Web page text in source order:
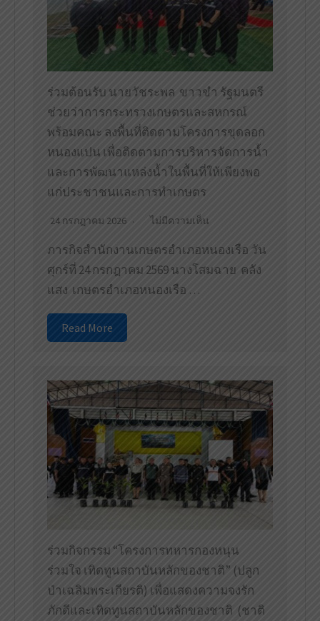
ร่วมต้อนรับ นายวัชระพล ขาวขำ รัฐมนตรี
ช่วยว่าการกระทรวงเกษตรและสหกรณ์
พร้อมคณะ ลงพื้นที่ติดตามโครงการขุดลอก
หนองแปน เพื่อติดตามการบริหารจัดการน้ำ
และการพัฒนาแหล่งน้ำในพื้นที่ให้เพียงพอ
แก่ประชาชนและการทำเกษตร
24 กรกฎาคม 2026 ไม่มีความเห็น
ภารกิจสำนักงานเกษตรอำเภอหนองเรือ วัน
ศุกร์ที่ 24 กรกฎาคม 2569 นางโสมฉาย คลัง
แสง เกษตรอำเภอหนองเรือ …
Read More
ร่วมกิจกรรม “โครงการทหารกองหนุน
ร่วมใจ เทิดทูนสถาบันหลักของชาติ” (ปลูก
ป่าเฉลิมพระเกียรติ) เพื่อแสดงความจงรัก
ภักดีและเทิดทูนสถาบันหลักของชาติ (ชาติ